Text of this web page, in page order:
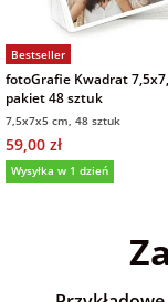
Bestseller
fotoGrafie Kwadrat
pakiet 48 sztuk
7,5x7x5 cm, 48 sztuk
59,00 zł
Wysyłka w 1 dzień